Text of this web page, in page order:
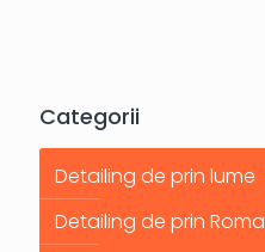
Categorii
Detailing de prin lume
Detailing de prin